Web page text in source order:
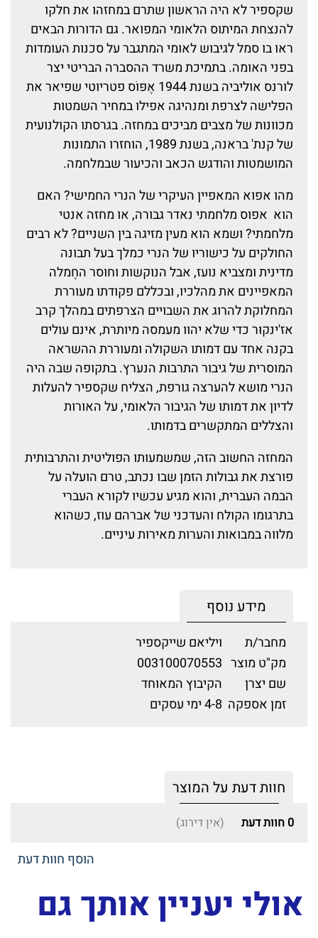
שקספיר לא היה הראשון שתרם במחזהו את חלקו
להנצחת המיתוס הלאומי המפואר. גם הדורות הבאים
ראו בו סמל לגיבוש לאומי המתגבר על סכנות העומדות
בפני האומה. בתמיכת משרד ההסברה הבריטי יצר
לורנס אוליביה בשנת 1944 אֶפּוֹס פטריוטי שפיאר את
הפלישה לצרפת ומנהיגה אפילו במחיר השמטות
מכוונות של מצבים מביכים במחזה. בגרסתו הקולנועית
של קנת' בראנה, בשנת 1989, הוחזרו התמונות
המושמטות והודגש הכאב והכיעור שבמלחמה.
מהו אפוא המאפיין העיקרי של הנרי החמישי? האם
הוא אפוס מלחמתי נאדר גבורה, או מחזה אנטי
מלחמתי? ושמא הוא מעין מזיגה בין השניים? לא רבים
החולקים על כישוריו של הנרי כמלך בעל תבונה
מדינית ומצביא נועז, אבל הנוקשות וחוסר החֶמלה
המאפיינים את מהלכיו, ובכללם פקודתו מעוררת
המחלוקת להרוג את השבויים הצרפתים במהלך קרב
אז'ינקוּר כדי שלא יהוו מעמסה מיותרת, אינם עולים
בקנה אחד עם דמותו השקולה ומעוררת ההשראה
המוסרית של גיבור התרבות הנערץ. בתקופה שבה היה
הנרי מושא להערצה גורפת, הצליח שקספיר להעלות
לדיון את דמותו של הגיבור הלאומי, על האורות
והצללים המתקשרים בדמותו.
המחזה החשוב הזה, שמשמעותו הפוליטית והתרבותית
פורצת את גבולות הזמן שבו נכתב, טרם הועלה על
הבמה העברית, והוא מגיע עכשיו לקורא העברי
בתרגומו הקולח והעדכני של אברהם עוז, כשהוא
מלווה במבואות והערות מאירות עיניים.
מידע נוסף
מחבר/ת
ויליאם שייקספיר
מק"ט מוצר 003100070553
שם יצרן
הקיבוץ המאוחד
זמן אספקה 4-8 ימי עסקים
חוות דעת על המוצר
0 חוות דעת (אין דירוג)
הוסף חוות דעת
אולי יעניין אותך גם